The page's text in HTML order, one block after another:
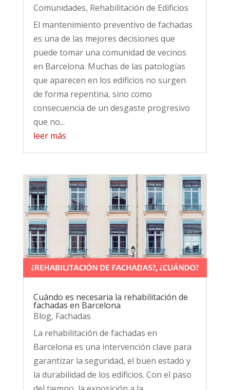
Comunidades, Rehabilitación de Edificios
El mantenimiento preventivo de fachadas
es una de las mejores decisiones que
puede tomar una comunidad de vecinos
en Barcelona. Muchas de las patologías
que aparecen en los edificios no surgen
de forma repentina, sino como
consecuencia de un desgaste progresivo
que no...
leer más
Cuándo es necesaria la rehabilitación de
fachadas en Barcelona
Blog, Fachadas
La rehabilitación de fachadas en
Barcelona es una intervención clave para
garantizar la seguridad, el buen estado y
la durabilidad de los edificios. Con el paso